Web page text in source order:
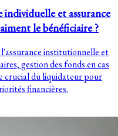
individuelle et assurance
le bénéficiaire ?
institutionnelle et
gestion des fonds en cas
crucial du liquidateur pour
financières.